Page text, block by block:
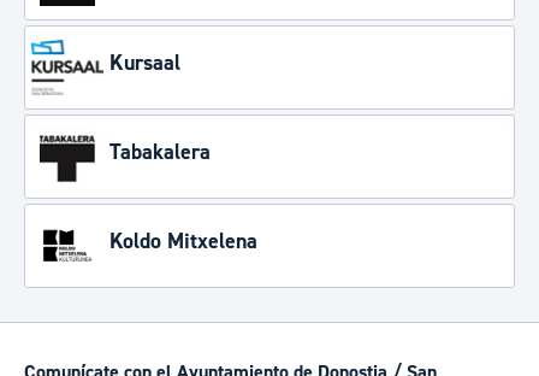
Kursaal
Tabakalera
Koldo Mitxelena